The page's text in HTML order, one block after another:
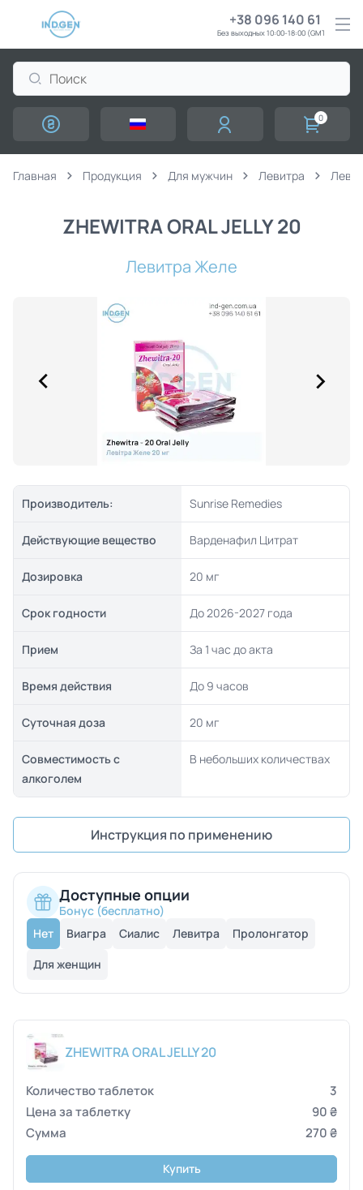
+38 096 140 61 61
Без выходных 10:00-18:00 (GMT+3)
0
Главная Продукция Для мужчин Левитра
ZHEWITRA ORAL JELLY 20
Левитра Желе
Производитель: Sunrise Remedies
Действующие вещество Варденафил Цитрат
Дозировка 20 мг
Срок годности До 2026-2027 года
Прием За 1 час до акта
Время действия До 9 часов
Суточная доза 20 мг
Совместимость с
алкоголем
В небольших количествах
Инструкция по применению
Доступные опции
Бонус (бесплатно)
Нет
Виагра Сиалис Левитра
Пролонгатор
Для женщин
ZHEWITRA ORAL JELLY 20
3
90 ₴
270 ₴
Купить